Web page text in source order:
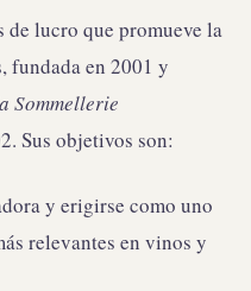
lucro que promueve la
fundada en 2001 y
Sommellerie
Sus objetivos son:
y erigirse como uno
relevantes en vinos y